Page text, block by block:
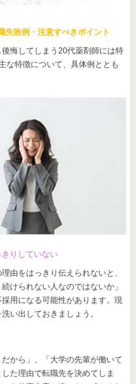
失敗例・注意すべきポイント
悔してしまう20代薬剤師には特
な特徴について、具体例ととも
りしていない
由をはっきり伝えられないと、
けられない人なのではないか」
用になる可能性があります。現
い出しておきましょう。
だから」、「大学の先輩が働いて
た理由で転職先を決めてしま